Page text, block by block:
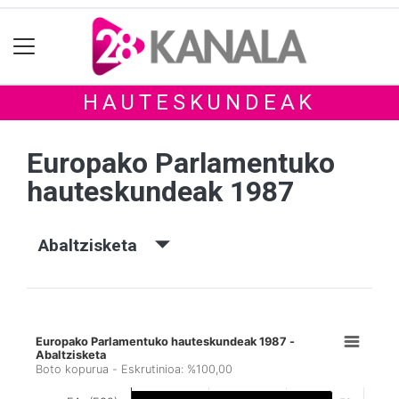
HAUTESKUNDEAK
Europako Parlamentuko
hauteskundeak 1987
Abaltzisketa
Europako Parlamentuko hauteskundeak 1987 -
Abaltzisketa
Boto kopurua - Eskrutinioa: %100,00